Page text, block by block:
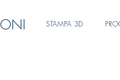
STAMPA 3D